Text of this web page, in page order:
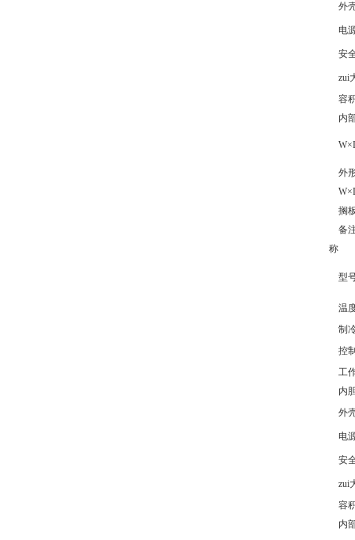
外
电
安
zui
容
内
外
搁板
备
称
型
温
制
控
工
内
外
电
安
zui
容
内